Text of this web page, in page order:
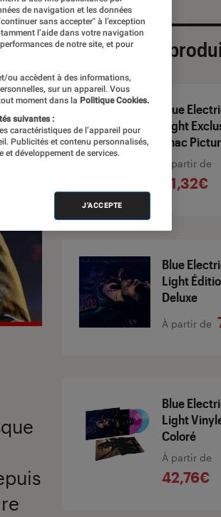
Sélection de
Blue
Light
Fnac
À partir de
51,32€
Blue
Light
Deluxe
À partir de
Blue
Light
Coloré
À partir de
42,76€
de navigation et les données
sans accepter" à l’exception
l’aide dans votre navigation
de notre site, et pour
ou accèdent à des informations,
sur un appareil. Vous
moment dans la Politique Cookies.
suivantes :
caractéristiques de l’appareil pour
Publicités et contenu personnalisés,
et développement de services.
J'ACCEPTE